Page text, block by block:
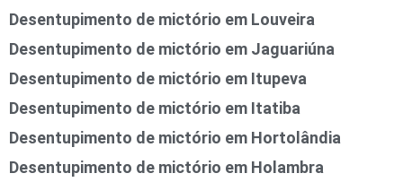
Desentupimento de mictório em Louveira
Desentupimento de mictório em Jaguariúna
Desentupimento de mictório em Itupeva
Desentupimento de mictório em Itatiba
Desentupimento de mictório em Hortolândia
Desentupimento de mictório em Holambra